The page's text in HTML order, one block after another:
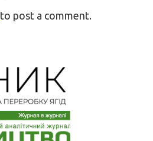
to post a comment.